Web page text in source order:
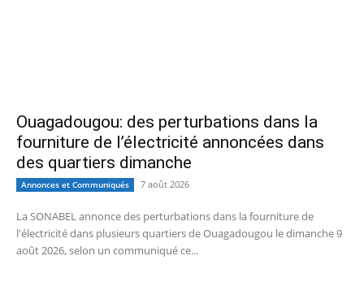
Ouagadougou: des perturbations dans la
fourniture de l’électricité annoncées dans
des quartiers dimanche
Annonces et Communiqués 7 août 2026
La SONABEL annonce des perturbations dans la fourniture de
l'électricité dans plusieurs quartiers de Ouagadougou le dimanche 9
août 2026, selon un communiqué ce...